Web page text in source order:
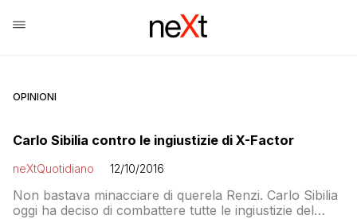
OPINIONI
Carlo Sibilia contro le ingiustizie di X-Factor
neXtQuotidiano 12/10/2016
Non bastava minacciare di querela Renzi. Carlo Sibilia
oggi ha deciso di combattere tutte le ingiustizie del